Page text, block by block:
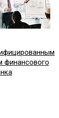
финансового